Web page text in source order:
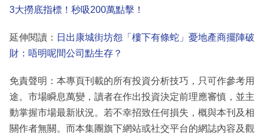
3大撈底指標！秒吸200萬點擊！
延伸閱讀： 日出康城街坊怨「樓下有條蛇」憂地產商擺陣破
財：唔明呢間公司點生存？
免責聲明：本專頁刊載的所有投資分析技巧，只可作參考用
途。市場瞬息萬變，讀者在作出投資決定前理應審慎，並主
動掌握市場最新狀況。若不幸招致任何損失，概與本刊及相
關作者無關。而本集團旗下網站或社交平台的網誌內容及觀